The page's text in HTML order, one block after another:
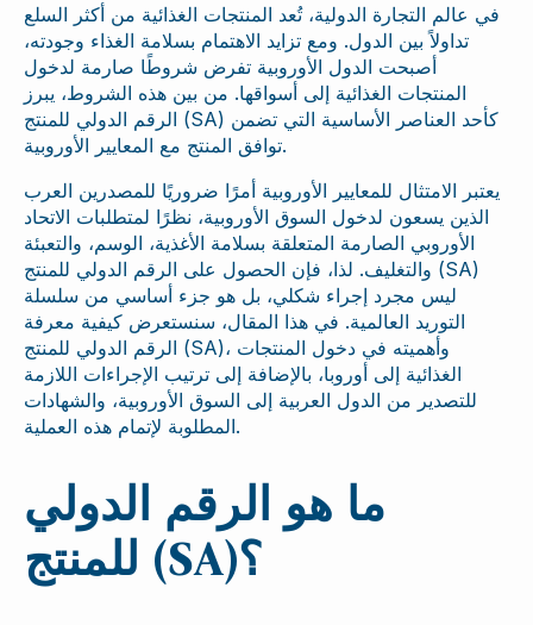
في عالم التجارة الدولية، تُعد المنتجات الغذائية من أكثر السلع
تداولاً بين الدول. ومع تزايد الاهتمام بسلامة الغذاء وجودته،
أصبحت الدول الأوروبية تفرض شروطًا صارمة لدخول
المنتجات الغذائية إلى أسواقها. من بين هذه الشروط، يبرز
الرقم الدولي للمنتج (SA) كأحد العناصر الأساسية التي تضمن
توافق المنتج مع المعايير الأوروبية.
يعتبر الامتثال للمعايير الأوروبية أمرًا ضروريًا للمصدرين العرب
الذين يسعون لدخول السوق الأوروبية، نظرًا لمتطلبات الاتحاد
الأوروبي الصارمة المتعلقة بسلامة الأغذية، الوسم، والتعبئة
والتغليف. لذا، فإن الحصول على الرقم الدولي للمنتج (SA)
ليس مجرد إجراء شكلي، بل هو جزء أساسي من سلسلة
التوريد العالمية. في هذا المقال، سنستعرض كيفية معرفة
الرقم الدولي للمنتج (SA)، وأهميته في دخول المنتجات
الغذائية إلى أوروبا، بالإضافة إلى ترتيب الإجراءات اللازمة
للتصدير من الدول العربية إلى السوق الأوروبية، والشهادات
المطلوبة لإتمام هذه العملية.
ما هو الرقم الدولي
للمنتج (SA)؟